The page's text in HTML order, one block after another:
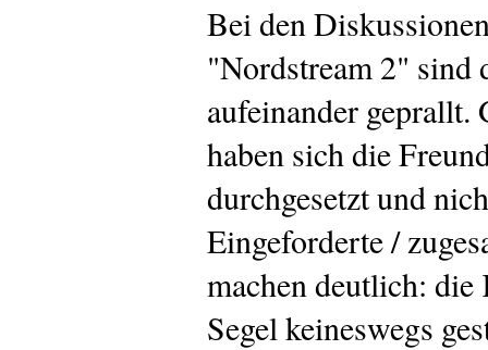
Bei den
"Nordstream 2" sind
aufeinander geprallt.
haben sich die
durchgesetzt und
Eingeforderte /
machen deutlich:
Segel keineswegs